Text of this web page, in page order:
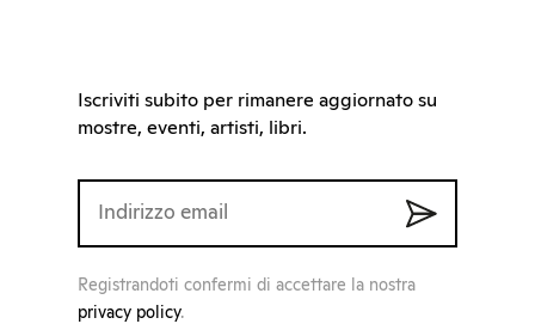
Iscriviti subito per rimanere aggiornato su
mostre, eventi, artisti, libri.
Registrandoti confermi di accettare la nostra
privacy policy.